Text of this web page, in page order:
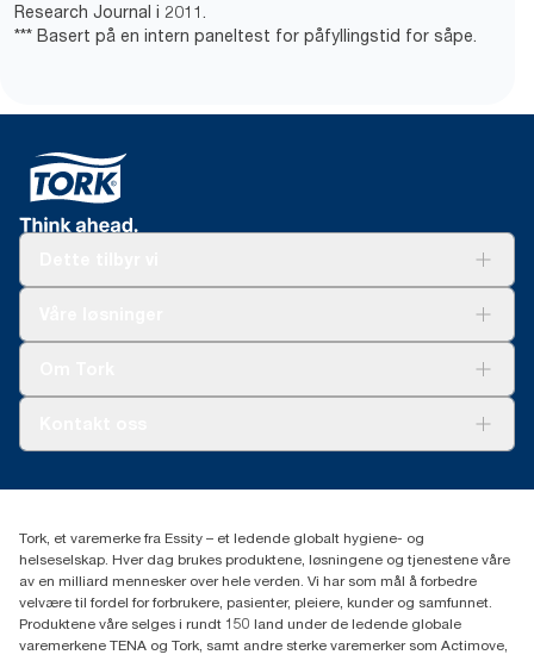
Research Journal i 2011.
*** Basert på en intern paneltest for påfyllingstid for såpe.
(+47) 22 70 62 00
Fredrik Selmers vei 6
0603 OSLO
Tork, et varemerke fra Essity – et ledende globalt hygiene- og
helseselskap. Hver dag brukes produktene, løsningene og tjenestene våre
av en milliard mennesker over hele verden. Vi har som mål å forbedre
velvære til fordel for forbrukere, pasienter, pleiere, kunder og samfunnet.
Produktene våre selges i rundt 150 land under de ledende globale
varemerkene TENA og Tork, samt andre sterke varemerker som Actimove,